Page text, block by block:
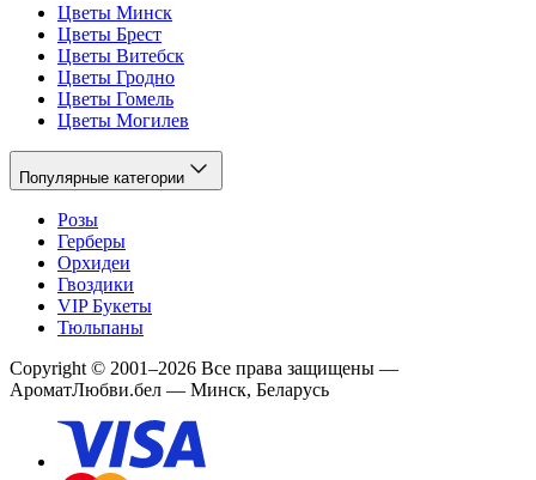
Цветы Минск
Цветы Брест
Цветы Витебск
Цветы Гродно
Цветы Гомель
Цветы Могилев
Популярные категории
Розы
Герберы
Орхидеи
Гвоздики
VIP Букеты
Тюльпаны
Copyright © 2001–2026 Все права защищены —
АроматЛюбви.бел — Минск, Беларусь